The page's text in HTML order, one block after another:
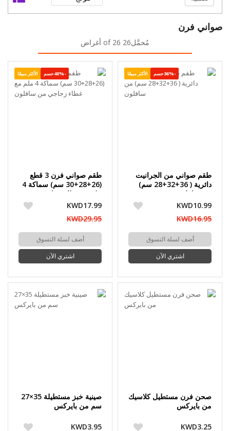
صواني فرن
مُحمَّل26 of 26 أغراض
-36%حسم الأكثر مبيعًا
طقم صواني من الجرانيت
دائرية ( 36+32+28 سم)
من سافلون
KWD10.99
KWD16.95
أضف لسلة التسوق
اشتري الآن
-40%حسم الأكثر مبيعًا
طقم صواني فرن 3 قطع
(26+28+30 سم) سماكة 4
ملم مع غطاء زجاجي من
سافلون
KWD17.99
KWD29.95
أضف لسلة التسوق
اشتري الآن
صحن فرن مستطيل كلاسيك
من بايركس
KWD3.25
صينية خبز مستطيلة 35×27
سم من بايركس
KWD3.95